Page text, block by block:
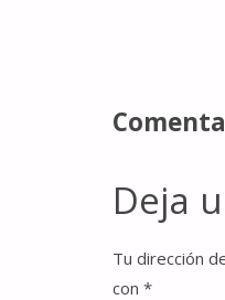
Deja
Tu dirección
con *